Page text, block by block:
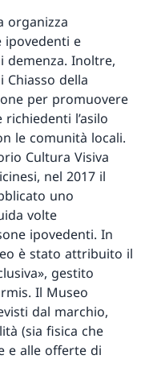
organizza
ipovedenti e
demenza. Inoltre,
Chiasso della
per promuovere
l’asilo
le comunità locali.
Cultura Visiva
nel 2017 il
uno
volte
ipovedenti. In
è stato attribuito il
gestito
Il Museo
dal marchio,
(sia fisica che
e alle offerte di